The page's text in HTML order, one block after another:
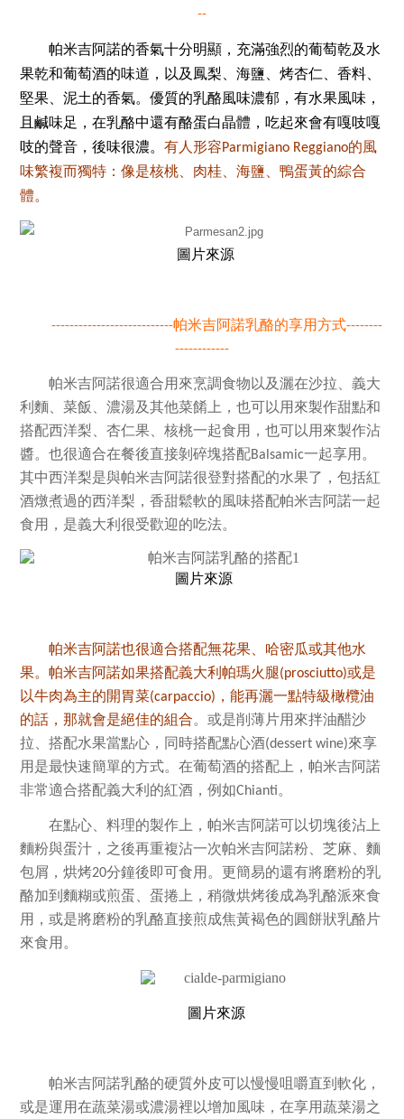
--
帕米吉阿諾的香氣十分明顯，充滿強烈的葡萄乾及水
果乾和葡萄酒的味道，以及鳳梨、海鹽、烤杏仁、香料、
堅果、泥土的香氣。優質的乳酪風味濃郁，有水果風味，
且鹹味足，在乳酪中還有酪蛋白晶體，吃起來會有嘎吱嘎
吱的聲音，後味很濃。有人形容Parmigiano Reggiano的風
味繁複而獨特：像是核桃、肉桂、海鹽、鴨蛋黃的綜合
體。
圖片來源
---------------------------帕米吉阿諾乳酪的享用方式--------
------------
帕米吉阿諾很適合用來烹調食物以及灑在沙拉、義大
利麵、菜飯、濃湯及其他菜餚上，也可以用來製作甜點和
搭配西洋梨、杏仁果、核桃一起食用，也可以用來製作沾
醬。也很適合在餐後直接剝碎塊搭配Balsamic一起享用。
其中西洋梨是與帕米吉阿諾很登對搭配的水果了，包括紅
酒燉煮過的西洋梨，香甜鬆軟的風味搭配帕米吉阿諾一起
食用，是義大利很受歡迎的吃法。
圖片來源
帕米吉阿諾也很適合搭配無花果、哈密瓜或其他水
果。帕米吉阿諾如果搭配義大利帕瑪火腿(prosciutto)或是
以牛肉為主的開胃菜(carpaccio) ，能再灑一點特級橄欖油
的話，那就會是絕佳的組合。或是削薄片用來拌油醋沙
拉、搭配水果當點心，同時搭配點心酒(dessert wine)來享
用是最快速簡單的方式。在葡萄酒的搭配上，帕米吉阿諾
非常適合搭配義大利的紅酒，例如Chianti。
在點心、料理的製作上，帕米吉阿諾可以切塊後沾上
麵粉與蛋汁，之後再重複沾一次帕米吉阿諾粉、芝麻、麵
包屑，烘烤20分鐘後即可食用。更簡易的還有將磨粉的乳
酪加到麵糊或煎蛋、蛋捲上，稍微烘烤後成為乳酪派來食
用，或是將磨粉的乳酪直接煎成焦黃褐色的圓餅狀乳酪片
來食用。
圖片來源
帕米吉阿諾乳酪的硬質外皮可以慢慢咀嚼直到軟化，
或是運用在蔬菜湯或濃湯裡以增加風味，在享用蔬菜湯之